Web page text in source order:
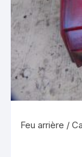
Feu arrière /